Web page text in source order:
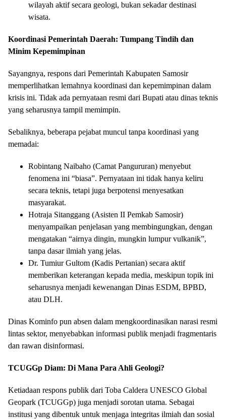
wilayah aktif secara geologi, bukan sekadar destinasi
wisata.
Koordinasi Pemerintah Daerah: Tumpang Tindih dan
Minim Kepemimpinan
Sayangnya, respons dari Pemerintah Kabupaten Samosir
memperlihatkan lemahnya koordinasi dan kepemimpinan dalam
krisis ini. Tidak ada pernyataan resmi dari Bupati atau dinas teknis
yang seharusnya tampil memimpin.
Sebaliknya, beberapa pejabat muncul tanpa koordinasi yang
memadai:
Robintang Naibaho (Camat Pangururan) menyebut
fenomena ini “biasa”. Pernyataan ini tidak hanya keliru
secara teknis, tetapi juga berpotensi menyesatkan
masyarakat.
Hotraja Sitanggang (Asisten II Pemkab Samosir)
menyampaikan penjelasan yang membingungkan, dengan
mengatakan “airnya dingin, mungkin lumpur vulkanik”,
tanpa dasar ilmiah yang jelas.
Dr. Tumiur Gultom (Kadis Pertanian) secara aktif
memberikan keterangan kepada media, meskipun topik ini
seharusnya menjadi kewenangan Dinas ESDM, BPBD,
atau DLH.
Dinas Kominfo pun absen dalam mengkoordinasikan narasi resmi
lintas sektor, menyebabkan informasi publik menjadi fragmentaris
dan rawan disinformasi.
TCUGGp Diam: Di Mana Para Ahli Geologi?
Ketiadaan respons publik dari Toba Caldera UNESCO Global
Geopark (TCUGGp) juga menjadi sorotan utama. Sebagai
institusi yang dibentuk untuk menjaga integritas ilmiah dan sosial